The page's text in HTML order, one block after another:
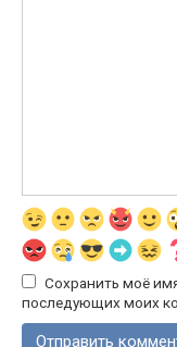
Сохранить моё
последующих моих